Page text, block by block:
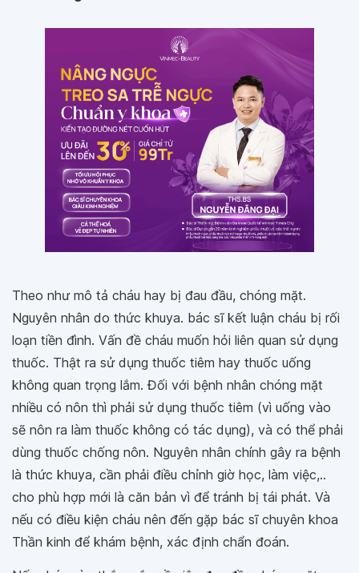
Theo như mô tả cháu hay bị đau đầu, chóng mặt.
Nguyên nhân do thức khuya. bác sĩ kết luận cháu bị rối
loạn tiền đình. Vấn đề cháu muốn hỏi liên quan sử dụng
thuốc. Thật ra sử dụng thuốc tiêm hay thuốc uống
không quan trọng lắm. Đối với bệnh nhân chóng mặt
nhiều có nôn thì phải sử dụng thuốc tiêm (vì uống vào
sẽ nôn ra làm thuốc không có tác dụng), và có thể phải
dùng thuốc chống nôn. Nguyên nhân chính gây ra bệnh
là thức khuya, cần phải điều chỉnh giờ học, làm việc,..
cho phù hợp mới là căn bản vì để tránh bị tái phát. Và
nếu có điều kiện cháu nên đến gặp bác sĩ chuyên khoa
Thần kinh để khám bệnh, xác định chẩn đoán.